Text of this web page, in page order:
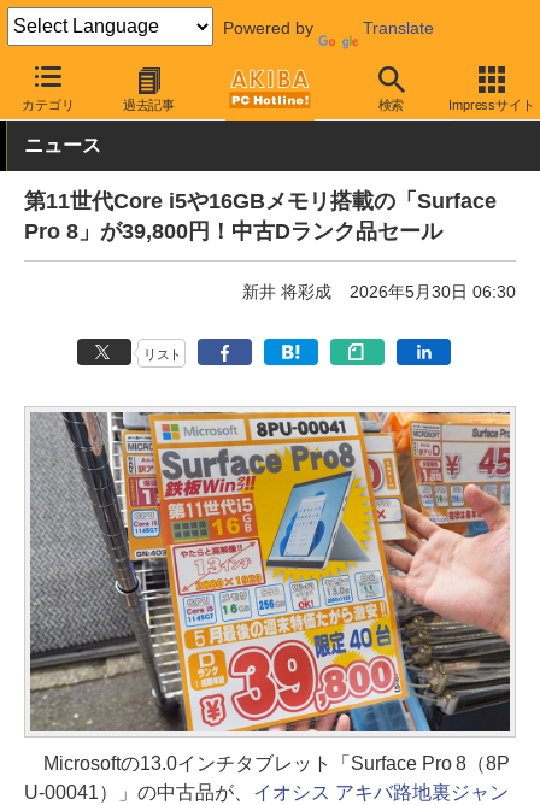
Powered by Translate
カテゴリ 過去記事 検索 Impressサイト
AKIBA PC Hotline! 秋葉原情報 価格情報 特価情報
ニュース
第11世代Core i5や16GBメモリ搭載の「Surface
Pro 8」が39,800円！中古Dランク品セール
新井 将彩成 2026年5月30日 06:30
リスト
Microsoftの13.0インチタブレット「Surface Pro 8（8P
U-00041）」の中古品が、 イオシス アキバ路地裏ジャン